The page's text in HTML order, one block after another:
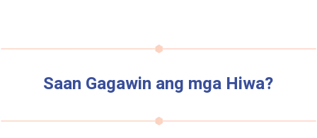
Saan Gagawin ang mga Hiwa?